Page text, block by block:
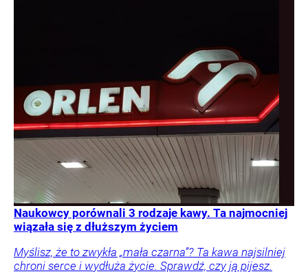
Naukowcy porównali 3 rodzaje kawy. Ta najmocniej
wiązała się z dłuższym życiem
Myślisz, że to zwykła „mała czarna”? Ta kawa najsilniej
chroni serce i wydłuża życie. Sprawdź, czy ją pijesz.